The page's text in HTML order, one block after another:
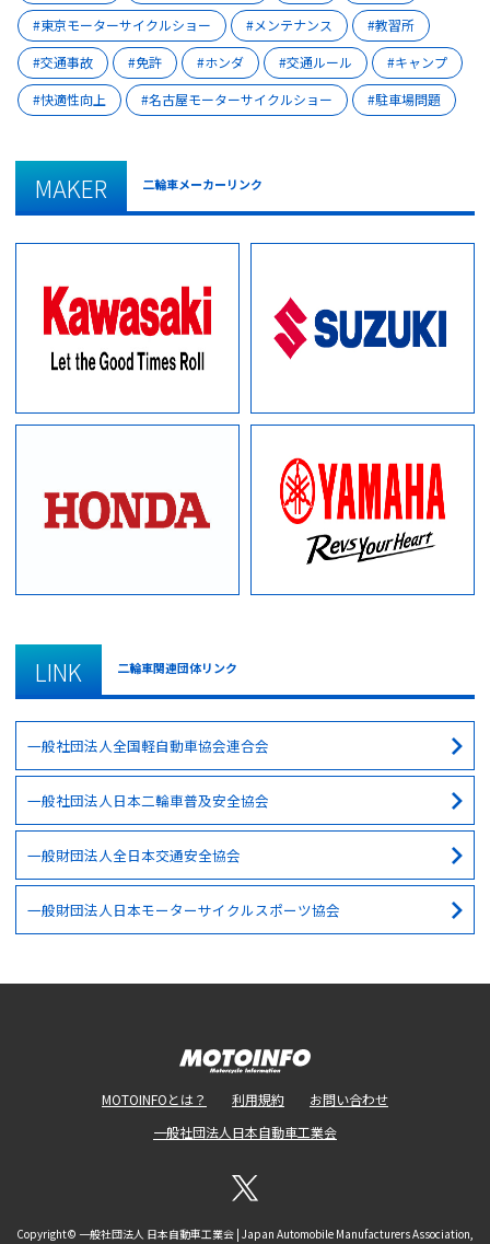
東京モーターサイクルショー
メンテナンス
教習所
交通事故
免許 ホンダ 交通ルール
キャンプ
快適性向上
名古屋モーターサイクルショー 駐車場問題
MAKER 二輪車メーカーリンク
LINK 二輪車関連団体リンク
一般社団法人全国軽自動車協会連合会
一般社団法人日本二輪車普及安全協会
一般財団法人全日本交通安全協会
一般財団法人日本モーターサイクルスポーツ協会
MOTOINFOとは？ 利用規約
お問い合わせ
一般社団法人日本自動車工業会
Copyright© 一般社団法人 日本自動車工業会 | Japan Automobile Manufacturers Association,